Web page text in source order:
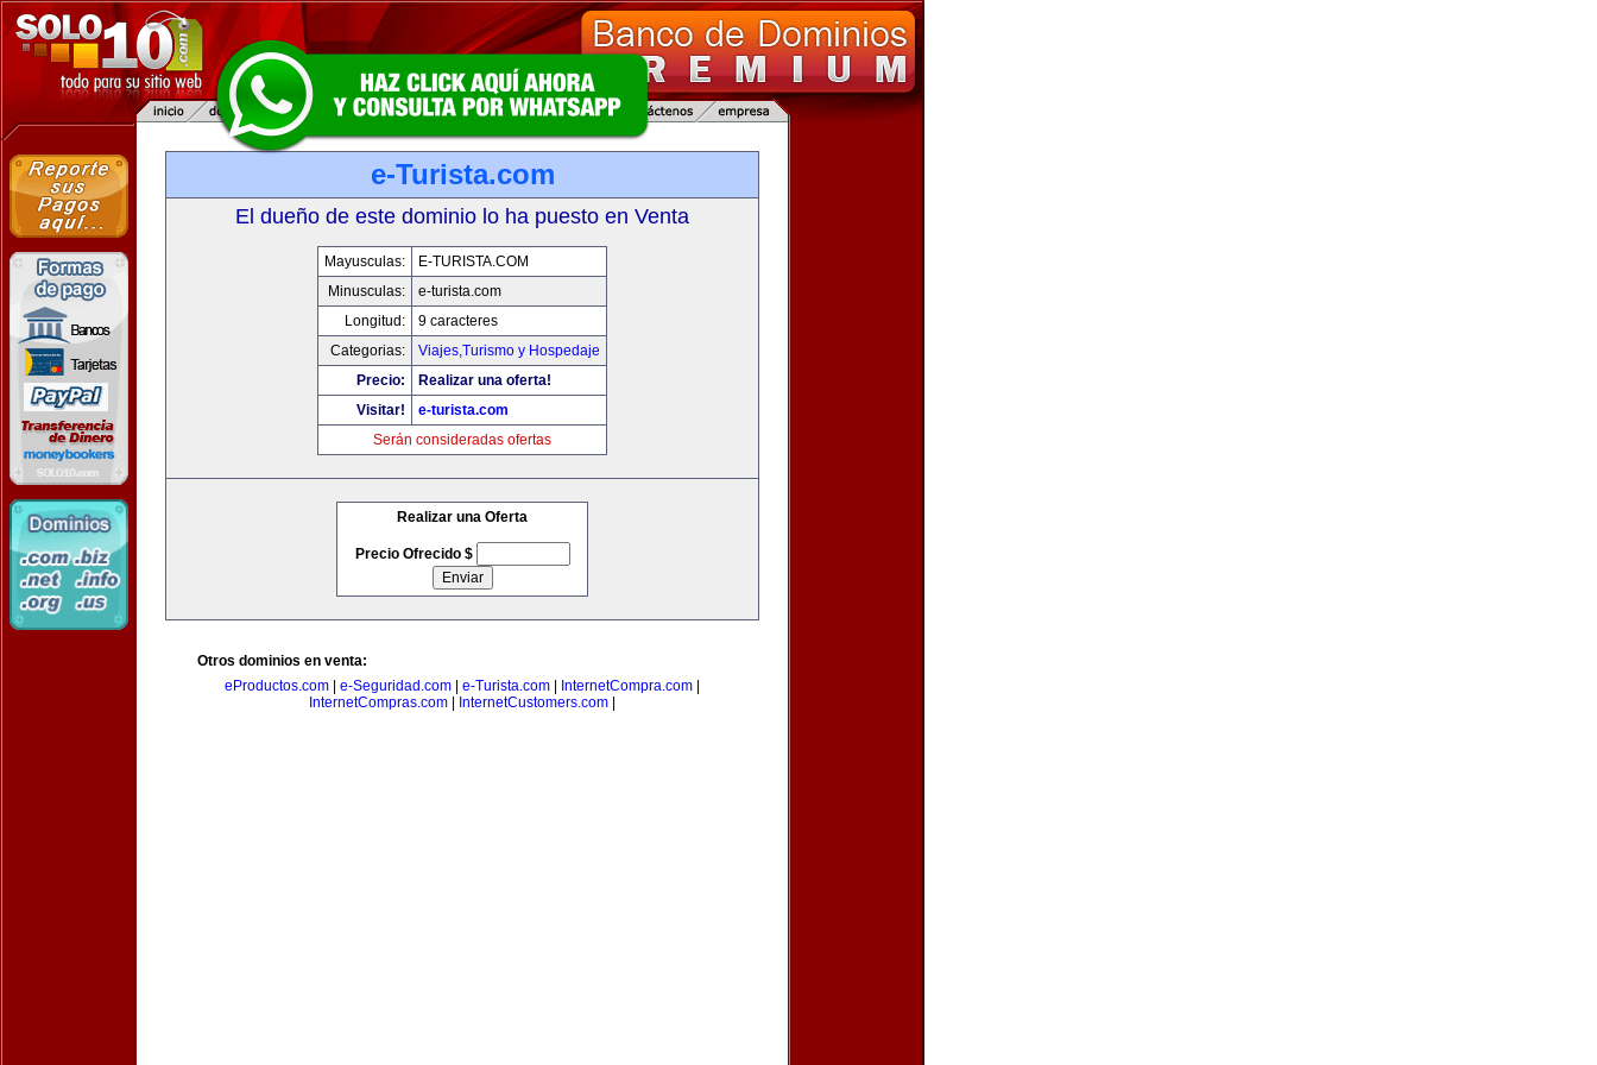
e-Turista.com
El dueño de este dominio lo ha puesto en Venta
Mayusculas:
E-TURISTA.COM
Minusculas:
e-turista.com
Longitud:
9 caracteres
Categorias:
Viajes,Turismo y Hospedaje
Precio:
Realizar una oferta!
Visitar!
e-turista.com
Serán consideradas ofertas
Realizar una Oferta
Precio Ofrecido $
Otros dominios en venta:
eProductos.com
e-Seguridad.com e-Turista.com InternetCompra.com
InternetCompras.com
InternetCustomers.com